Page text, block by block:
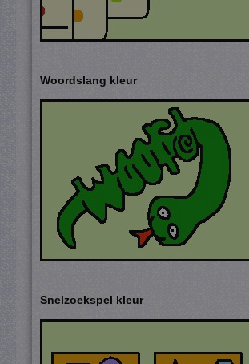
Woordslang kleur
Snelzoekspel kleur